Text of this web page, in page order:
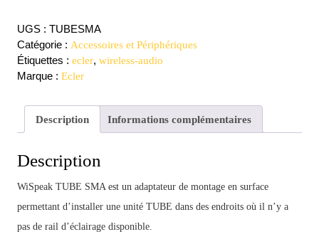
UGS : TUBESMA
Catégorie : Accessoires et Périphériques
Étiquettes : ecler, wireless-audio
Marque : Ecler
Description Informations complémentaires
Description
WiSpeak TUBE SMA est un adaptateur de montage en surface
permettant d’installer une unité TUBE dans des endroits où il n’y a
pas de rail d’éclairage disponible.